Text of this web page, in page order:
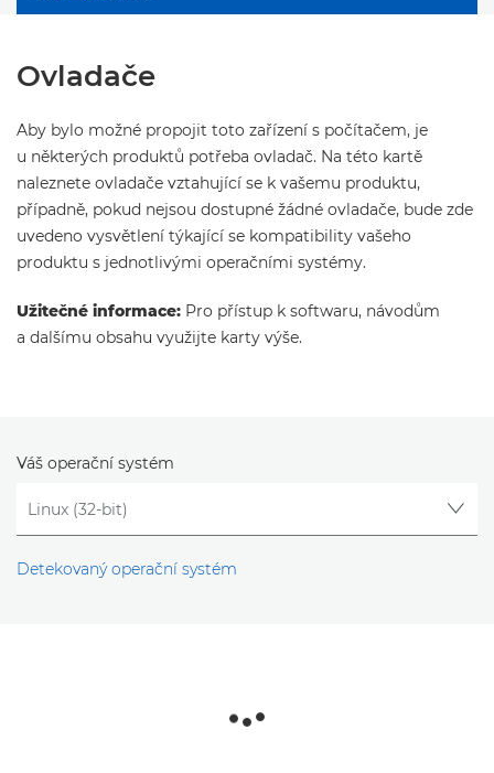
Ovladače
Aby bylo možné propojit toto zařízení s počítačem, je
u některých produktů potřeba ovladač. Na této kartě
naleznete ovladače vztahující se k vašemu produktu,
případně, pokud nejsou dostupné žádné ovladače, bude zde
uvedeno vysvětlení týkající se kompatibility vašeho
produktu s jednotlivými operačními systémy.
Užitečné informace: Pro přístup k softwaru, návodům
a dalšímu obsahu využijte karty výše.
Váš operační systém
Detekovaný operační systém